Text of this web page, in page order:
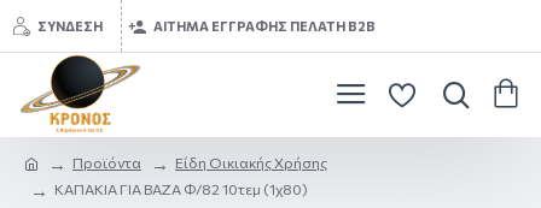
ΣΎΝΔΕΣΗ ΑΊΤΗΜΑ ΕΓΓΡΑΦΉΣ ΠΕΛΆΤΗ B2B
Προϊόντα
Είδη Οικιακής Χρήσης
ΚΑΠΑΚΙΑ ΓΙΑ ΒΑΖΑ Φ/82 10τεμ (1χ80)